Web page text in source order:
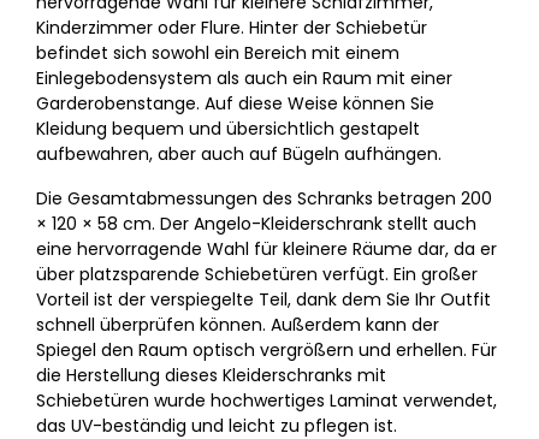
Kinderzimmer oder Flure. Hinter der Schiebetür
befindet sich sowohl ein Bereich mit einem
Einlegebodensystem als auch ein Raum mit einer
Garderobenstange. Auf diese Weise können Sie
Kleidung bequem und übersichtlich gestapelt
aufbewahren, aber auch auf Bügeln aufhängen.
Die Gesamtabmessungen des Schranks betragen 200
× 120 × 58 cm. Der Angelo-Kleiderschrank stellt auch
eine hervorragende Wahl für kleinere Räume dar, da er
über platzsparende Schiebetüren verfügt. Ein großer
Vorteil ist der verspiegelte Teil, dank dem Sie Ihr Outfit
schnell überprüfen können. Außerdem kann der
Spiegel den Raum optisch vergrößern und erhellen. Für
die Herstellung dieses Kleiderschranks mit
Schiebetüren wurde hochwertiges Laminat verwendet,
das UV-beständig und leicht zu pflegen ist.